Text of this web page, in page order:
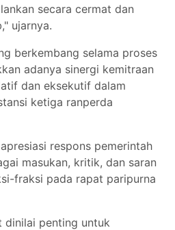
secara cermat dan
ujarnya.
berkembang selama proses
adanya sinergi kemitraan
dan eksekutif dalam
ketiga ranperda
respons pemerintah
masukan, kritik, dan saran
fraksi pada rapat paripurna
dinilai penting untuk